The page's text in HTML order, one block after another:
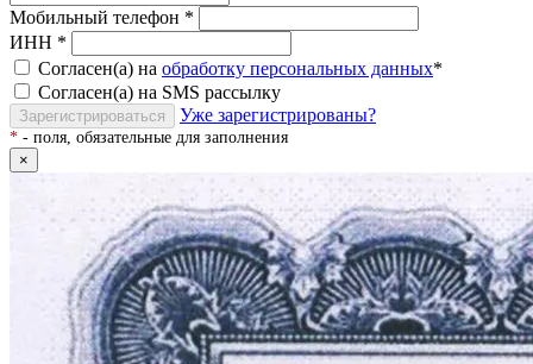
Мобильный телефон *
ИНН *
Согласен(а) на обработку персональных данных*
Согласен(а) на SMS рассылку
Зарегистрироваться Уже зарегистрированы?
* - поля, обязательные для заполнения
×